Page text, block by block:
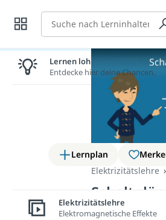
Suche
Lernplan
Elektrizitätslehre
Lernen lohnt sich!
Entdecke hier deine Chancen.
Elektrizitätslehre
Elektromagnetische Effekte